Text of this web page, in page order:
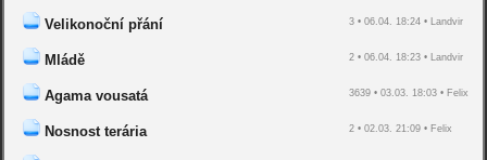
Velikonoční přání 3 • 06.04. 18:24 • Landvir
Mládě 2 • 06.04. 18:23 • Landvir
Agama vousatá 3639 • 03.03. 18:03 • Felix
Nosnost terária 2 • 02.03. 21:09 • Felix